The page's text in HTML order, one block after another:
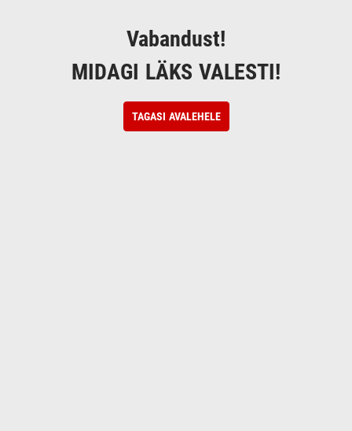
Vabandust!
MIDAGI LÄKS VALESTI!
TAGASI AVALEHELE